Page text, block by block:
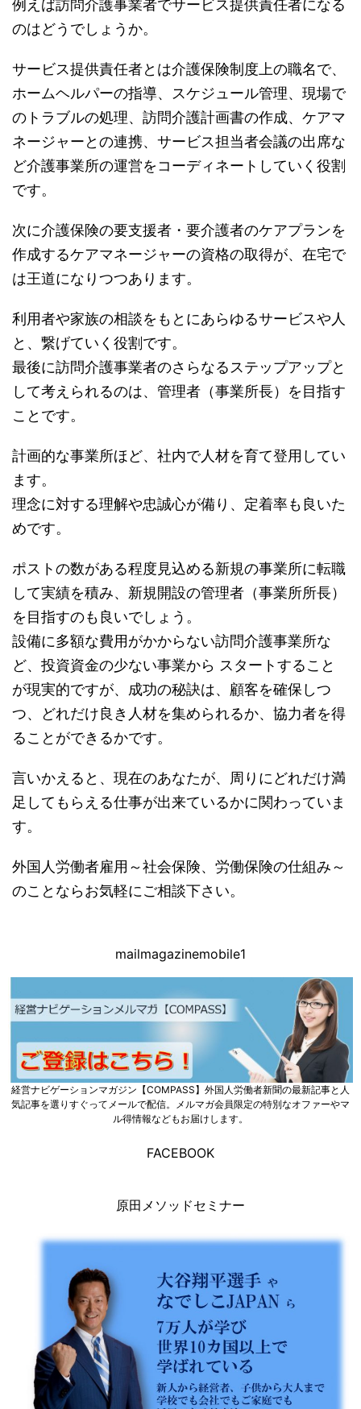
例えば訪問介護事業者でサービス提供責任者になる
のはどうでしょうか。
サービス提供責任者とは介護保険制度上の職名で、
ホームヘルパーの指導、スケジュール管理、現場で
のトラブルの処理、訪問介護計画書の作成、ケアマ
ネージャーとの連携、サービス担当者会議の出席な
ど介護事業所の運営をコーディネートしていく役割
です。
次に介護保険の要支援者・要介護者のケアプランを
作成するケアマネージャーの資格の取得が、在宅で
は王道になりつつあります。
利用者や家族の相談をもとにあらゆるサービスや人
と、繋げていく役割です。
最後に訪問介護事業者のさらなるステップアップと
して考えられるのは、管理者（事業所長）を目指す
ことです。
計画的な事業所ほど、社内で人材を育て登用してい
ます。
理念に対する理解や忠誠心が備り、定着率も良いた
めです。
ポストの数がある程度見込める新規の事業所に転職
して実績を積み、新規開設の管理者（事業所所長）
を目指すのも良いでしょう。
設備に多額な費用がかからない訪問介護事業所な
ど、投資資金の少ない事業から スタートすること
が現実的ですが、成功の秘訣は、顧客を確保しつ
つ、どれだけ良き人材を集められるか、協力者を得
ることができるかです。
言いかえると、現在のあなたが、周りにどれだけ満
足してもらえる仕事が出来ているかに関わっていま
す。
外国人労働者雇用～社会保険、労働保険の仕組み～
のことならお気軽にご相談下さい。
mailmagazinemobile1
経営ナビゲーションマガジン【COMPASS】外国人労働者新聞の最新記事と人
気記事を選りすぐってメールで配信。メルマガ会員限定の特別なオファーやマ
ル得情報などもお届けします。
FACEBOOK
原田メソッドセミナー